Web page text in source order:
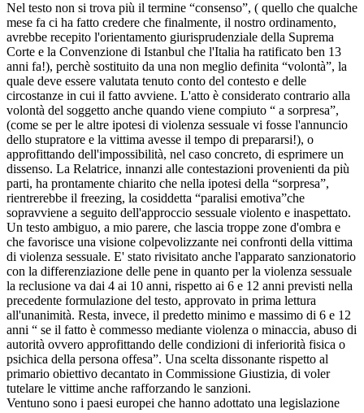
Nel testo non si trova più il termine “consenso”, ( quello che qualche
mese fa ci ha fatto credere che finalmente, il nostro ordinamento,
avrebbe recepito l'orientamento giurisprudenziale della Suprema
Corte e la Convenzione di Istanbul che l'Italia ha ratificato ben 13
anni fa!), perchè sostituito da una non meglio definita “volontà”, la
quale deve essere valutata tenuto conto del contesto e delle
circostanze in cui il fatto avviene. L'atto è considerato contrario alla
volontà del soggetto anche quando viene compiuto “ a sorpresa”,
(come se per le altre ipotesi di violenza sessuale vi fosse l'annuncio
dello stupratore e la vittima avesse il tempo di prepararsi!), o
approfittando dell'impossibilità, nel caso concreto, di esprimere un
dissenso. La Relatrice, innanzi alle contestazioni provenienti da più
parti, ha prontamente chiarito che nella ipotesi della “sorpresa”,
rientrerebbe il freezing, la cosiddetta “paralisi emotiva”che
sopravviene a seguito dell'approccio sessuale violento e inaspettato.
Un testo ambiguo, a mio parere, che lascia troppe zone d'ombra e
che favorisce una visione colpevolizzante nei confronti della vittima
di violenza sessuale. E' stato rivisitato anche l'apparato sanzionatorio
con la differenziazione delle pene in quanto per la violenza sessuale
la reclusione va dai 4 ai 10 anni, rispetto ai 6 e 12 anni previsti nella
precedente formulazione del testo, approvato in prima lettura
all'unanimità. Resta, invece, il predetto minimo e massimo di 6 e 12
anni “ se il fatto è commesso mediante violenza o minaccia, abuso di
autorità ovvero approfittando delle condizioni di inferiorità fisica o
psichica della persona offesa”. Una scelta dissonante rispetto al
primario obiettivo decantato in Commissione Giustizia, di voler
tutelare le vittime anche rafforzando le sanzioni.
Ventuno sono i paesi europei che hanno adottato una legislazione